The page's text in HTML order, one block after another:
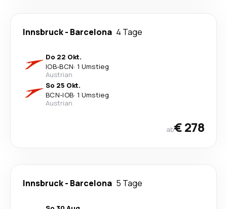
Innsbruck- Barcelona 4 Tage
Do 22 Okt.
IOB-BCN· 1 Umstieg
Austrian
So 25 Okt.
BCN-IOB· 1 Umstieg
Austrian
ab€ 278
Innsbruck- Barcelona 5 Tage